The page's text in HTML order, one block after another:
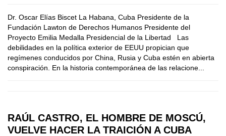
Dr. Oscar Elías Biscet La Habana, Cuba Presidente de la
Fundación Lawton de Derechos Humanos Presidente del
Proyecto Emilia Medalla Presidencial de la Libertad Las
debilidades en la política exterior de EEUU propician que
regímenes conducidos por China, Rusia y Cuba estén en abierta
conspiración. En la historia contemporánea de las relacione...
RAÚL CASTRO, EL HOMBRE DE MOSCÚ,
VUELVE HACER LA TRAICIÓN A CUBA